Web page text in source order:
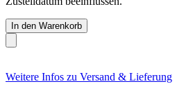
In den Warenkorb
Weitere Infos zu Versand & Lieferung